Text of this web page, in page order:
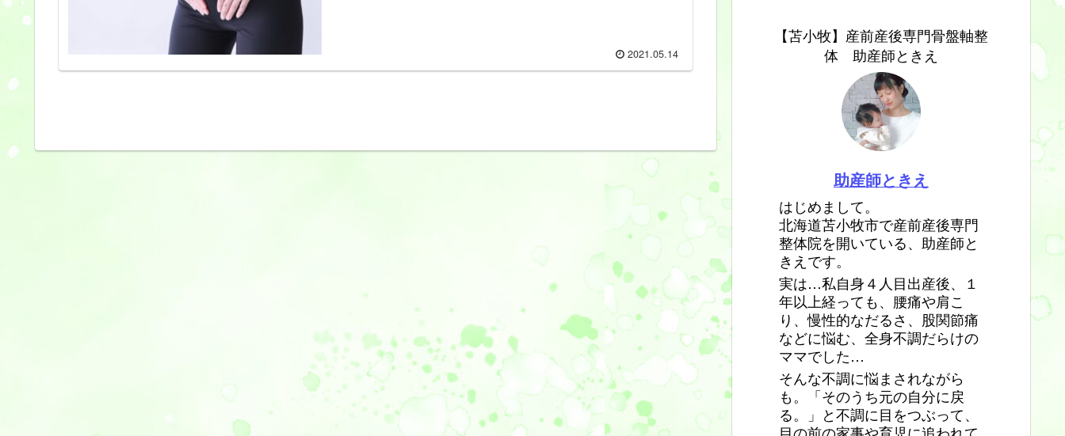
2021.05.14
【苫小牧】産前産後専門骨盤軸整
体 助産師ときえ
助産師ときえ
はじめまして。
北海道苫小牧市で産前産後専門
整体院を開いている、助産師と
きえです。
実は…私自身４人目出産後、１
年以上経っても、腰痛や肩こ
り、慢性的なだるさ、股関節痛
などに悩む、全身不調だらけの
ママでした…
そんな不調に悩まされながら
も。「そのうち元の自分に戻
る。」と不調に目をつぶって、